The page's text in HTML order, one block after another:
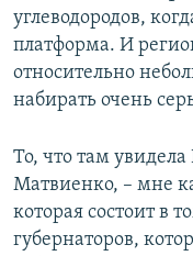
углеводородов,
платформа. И
относительно
набирать очень
То, что там
Матвиенко, – мне
которая состоит в
губернаторов,